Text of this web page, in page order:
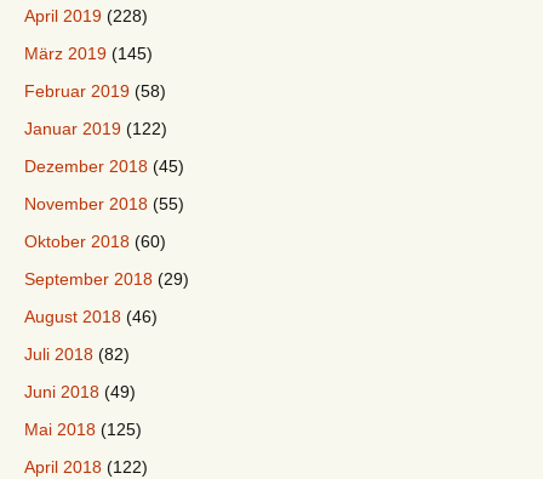
April 2019 (228)
März 2019 (145)
Februar 2019 (58)
Januar 2019 (122)
Dezember 2018 (45)
November 2018 (55)
Oktober 2018 (60)
September 2018 (29)
August 2018 (46)
Juli 2018 (82)
Juni 2018 (49)
Mai 2018 (125)
April 2018 (122)